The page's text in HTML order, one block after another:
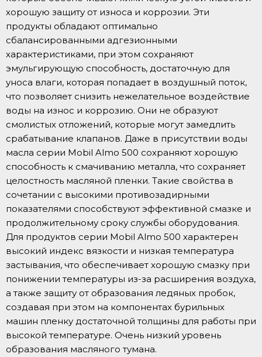
хорошую защиту от износа и коррозии. Эти
продукты обладают оптимально
сбалансированными адгезионными
характеристиками, при этом сохраняют
эмульгирующую способность, достаточную для
уноса влаги, которая попадает в воздушный поток,
что позволяет снизить нежелательное воздействие
воды на износ и коррозию. Они не образуют
смолистых отложений, которые могут замедлить
срабатывание клапанов. Даже в присутствии воды
масла серии Mobil Almo 500 сохраняют хорошую
способность к смачиванию металла, что сохраняет
целостность масляной пленки. Такие свойства в
сочетании с высокими противозадирными
показателями способствуют эффективной смазке и
продолжительному сроку службы оборудования.
Для продуктов серии Mobil Almo 500 характерен
высокий индекс вязкости и низкая температура
застывания, что обеспечивает хорошую смазку при
понижении температуры из-за расширения воздуха,
а также защиту от образования ледяных пробок,
создавая при этом на компонентах бурильных
машин пленку достаточной толщины для работы при
высокой температуре. Очень низкий уровень
образования масляного тумана.